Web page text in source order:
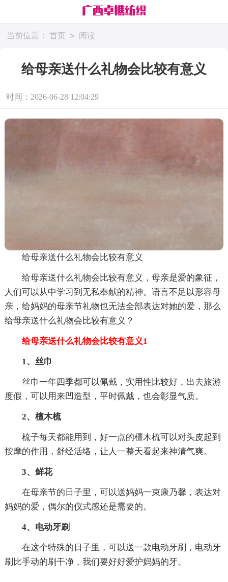
当前位置： 首页 > 阅读
给母亲送什么礼物会比较有意义
时间：2026-06-28 12:04:29
给母亲送什么礼物会比较有意义
给母亲送什么礼物会比较有意义，母亲是爱的象征，
人们可以从中学习到无私奉献的精神。语言不足以形容母
亲，给妈妈的母亲节礼物也无法全部表达对她的爱，那么
给母亲送什么礼物会比较有意义？
给母亲送什么礼物会比较有意义1
1、丝巾
丝巾一年四季都可以佩戴，实用性比较好，出去旅游
度假，可以用来凹造型，平时佩戴，也会彰显气质。
2、檀木梳
梳子每天都能用到，好一点的檀木梳可以对头皮起到
按摩的作用，舒经活络，让人一整天看起来神清气爽。
3、鲜花
在母亲节的日子里，可以送妈妈一束康乃馨，表达对
妈妈的爱，偶尔的仪式感还是需要的。
4、电动牙刷
在这个特殊的日子里，可以送一款电动牙刷，电动牙
刷比手动的刷干净，我们要好好爱护妈妈的牙。